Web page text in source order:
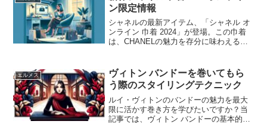
ン限定情報
シャネルの最新アイテム、「シャネル オ
ンライン 巾着 2024」が登場。この巾着
は、CHANELの魅力を存分に味わえるコ
顧客には無料で提供される。中古品や新
品のアイテムをショッピングする際には
ノベルティとして巾着が付属し、お気に
入りのアイテムを保管するのに便利だ。
エルメス
ヴィトン バンドーを巻いてもら
う際のスタイリングテクニック
ルイ・ヴィトンのバンドーの魅力を最大
限に活かす巻き方を学びたいですか？当
記事では、ヴィトン バンドーの基本的な